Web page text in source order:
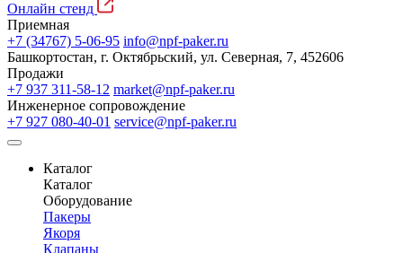
Онлайн стенд
Приемная
+7 (34767) 5-06-95 info@npf-paker.ru
Башкортостан, г. Октябрьский, ул. Северная, 7, 452606
Продажи
+7 937 311-58-12 market@npf-paker.ru
Инженерное сопровождение
+7 927 080-40-01 service@npf-paker.ru
Каталог
Каталог
Оборудование
Пакеры
Якоря
Клапаны